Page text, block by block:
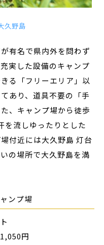
久野島
有名で県内外を問わず
実した設備のキャンプ
る「フリーエリア」以
あり、道具不要の「手
、キャンプ場から徒歩
を流しゆったりとした
付近には大久野島 灯台
の場所で大久野島を満
ンプ場
円